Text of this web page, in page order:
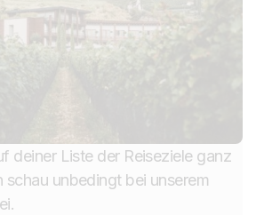
deiner Liste der Reiseziele ganz
schau unbedingt bei unserem